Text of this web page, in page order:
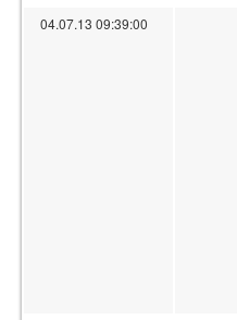
04.07.13 09:39:00